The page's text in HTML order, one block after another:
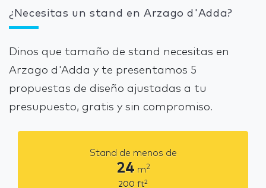
¿Necesitas un stand en Arzago d'Adda?
Dinos que tamaño de stand necesitas en
Arzago d'Adda y te presentamos 5
propuestas de diseño ajustadas a tu
presupuesto, gratis y sin compromiso.
Stand de menos de
24 m2
200 ft2